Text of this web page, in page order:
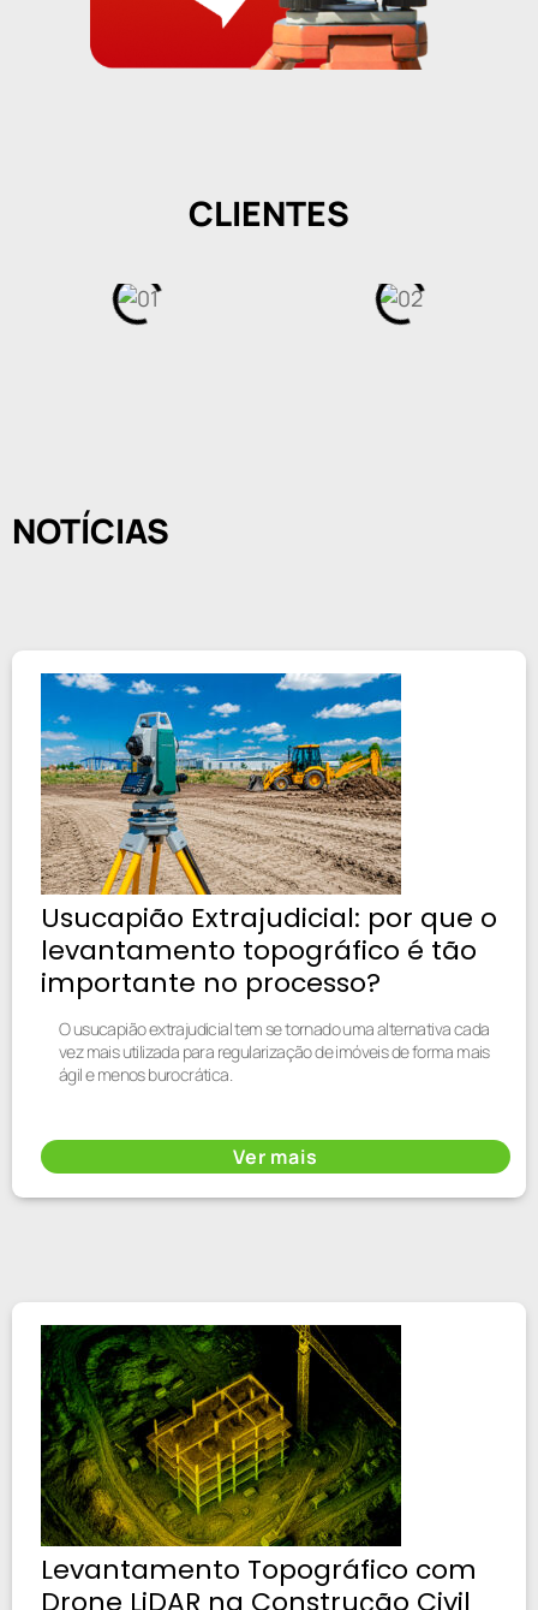
CLIENTES
NOTÍCIAS
Usucapião Extrajudicial: por que o
levantamento topográfico é tão
importante no processo?
O usucapião extrajudicial tem se tornado uma alternativa cada
vez mais utilizada para regularização de imóveis de forma mais
ágil e menos burocrática.
Ver mais
Levantamento Topográfico com
Drone LiDAR na Construção Civil